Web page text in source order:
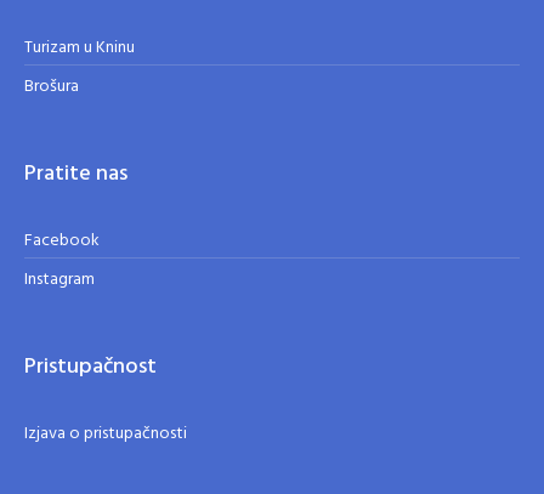
Turizam u Kninu
Brošura
Pratite nas
Facebook
Instagram
Pristupačnost
Izjava o pristupačnosti